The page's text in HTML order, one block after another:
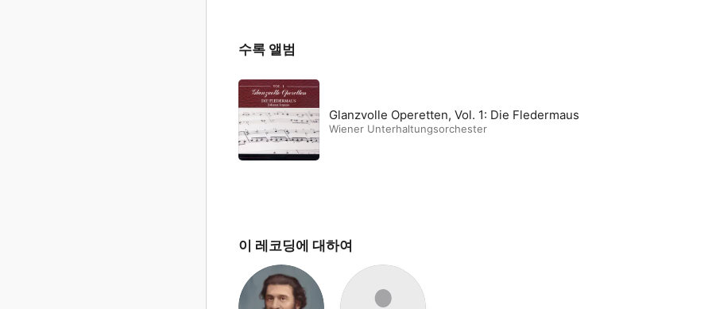
수록 앨범
Glanzvolle Operetten, Vol. 1: Die Fledermaus
Wiener Unterhaltungsorchester
이 레코딩에 대하여